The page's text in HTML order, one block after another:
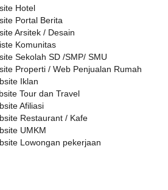
Hotel
Portal Berita
Arsitek / Desain
Komunitas
Sekolah SD /SMP/ SMU
Properti / Web Penjualan Rumah
Iklan
Tour dan Travel
Afiliasi
Restaurant / Kafe
UMKM
Lowongan pekerjaan